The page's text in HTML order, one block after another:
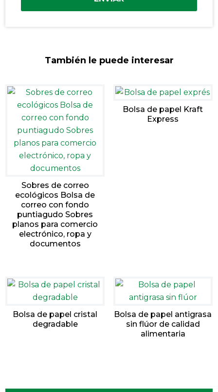
También le puede interesar
Sobres de correo
ecológicos Bolsa de
correo con fondo
puntiagudo Sobres
planos para comercio
electrónico, ropa y
documentos
Bolsa de papel Kraft
Express
Bolsa de papel cristal
degradable
Bolsa de papel antigrasa
sin flúor de calidad
alimentaria